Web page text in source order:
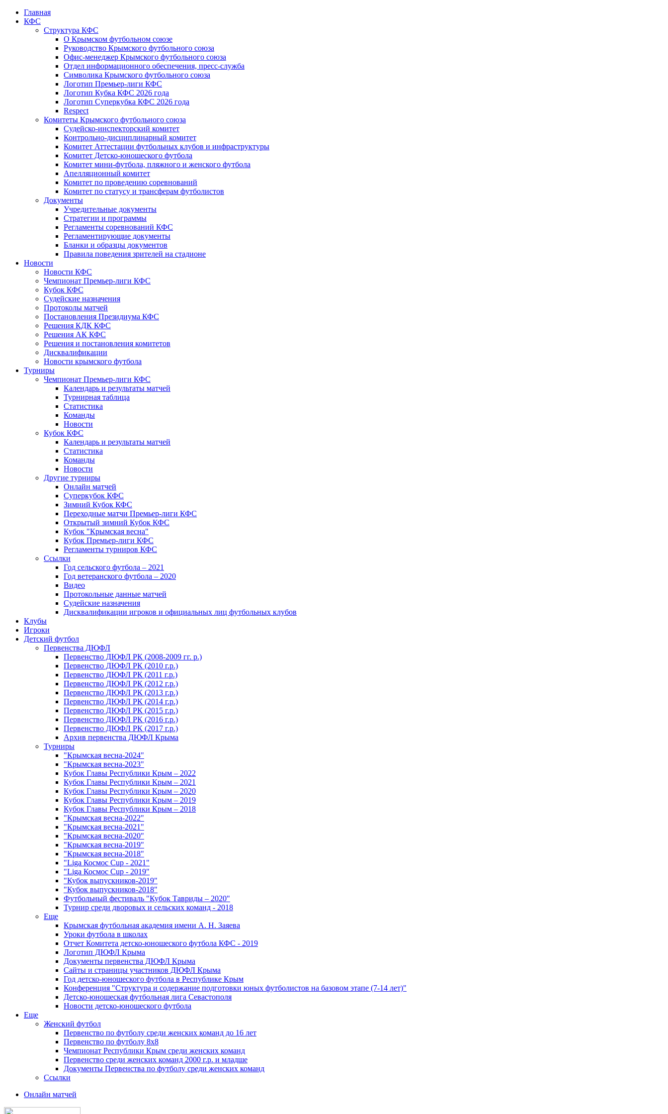
Главная
КФС
Структура КФС
О Крымском футбольном союзе
Руководство Крымского футбольного союза
Офис-менеджер Крымского футбольного союза
Отдел информационного обеспечения, пресс-служба
Символика Крымского футбольного союза
Логотип Премьер-лиги КФС
Логотип Кубка КФС 2026 года
Логотип Суперкубка КФС 2026 года
Respect
Комитеты Крымского футбольного союза
Судейско-инспекторский комитет
Контрольно-дисциплинарный комитет
Комитет Аттестации футбольных клубов и инфраструктуры
Комитет Детско-юношеского футбола
Комитет мини-футбола, пляжного и женского футбола
Апелляционный комитет
Комитет по проведению соревнований
Комитет по статусу и трансферам футболистов
Документы
Учредительные документы
Стратегии и программы
Регламенты соревнований КФС
Регламентирующие документы
Бланки и образцы документов
Правила поведения зрителей на стадионе
Новости
Новости КФС
Чемпионат Премьер-лиги КФС
Кубок КФС
Судейские назначения
Протоколы матчей
Постановления Президиума КФС
Решения КДК КФС
Решения АК КФС
Решения и постановления комитетов
Дисквалификации
Новости крымского футбола
Турниры
Чемпионат Премьер-лиги КФС
Календарь и результаты матчей
Турнирная таблица
Статистика
Команды
Новости
Кубок КФС
Календарь и результаты матчей
Статистика
Команды
Новости
Другие турниры
Онлайн матчей
Суперкубок КФС
Зимний Кубок КФС
Переходные матчи Премьер-лиги КФС
Открытый зимний Кубок КФС
Кубок "Крымская весна"
Кубок Премьер-лиги КФС
Регламенты турниров КФС
Ссылки
Год сельского футбола – 2021
Год ветеранского футбола – 2020
Видео
Протокольные данные матчей
Судейские назначения
Дисквалификации игроков и официальных лиц футбольных клубов
Клубы
Игроки
Детский футбол
Первенства ДЮФЛ
Первенство ДЮФЛ РК (2008-2009 гг. р.)
Первенство ДЮФЛ РК (2010 г.р.)
Первенство ДЮФЛ РК (2011 г.р.)
Первенство ДЮФЛ РК (2012 г.р.)
Первенство ДЮФЛ РК (2013 г.р.)
Первенство ДЮФЛ РК (2014 г.р.)
Первенство ДЮФЛ РК (2015 г.р.)
Первенство ДЮФЛ РК (2016 г.р.)
Первенство ДЮФЛ РК (2017 г.р.)
Архив первенства ДЮФЛ Крыма
Турниры
"Крымская весна-2024"
"Крымская весна-2023"
Кубок Главы Республики Крым – 2022
Кубок Главы Республики Крым – 2021
Кубок Главы Республики Крым – 2020
Кубок Главы Республики Крым – 2019
Кубок Главы Республики Крым – 2018
"Крымская весна-2022"
"Крымская весна-2021"
"Крымская весна-2020"
"Крымская весна-2019"
"Крымская весна-2018"
"Liga Космос Cup - 2021"
"Liga Космос Cup - 2019"
"Кубок выпускников-2019"
"Кубок выпускников-2018"
Футбольный фестиваль "Кубок Тавриды – 2020"
Турнир среди дворовых и сельских команд - 2018
Еще
Крымская футбольная академия имени А. Н. Заяева
Уроки футбола в школах
Отчет Комитета детско-юношеского футбола КФС - 2019
Логотип ДЮФЛ Крыма
Документы первенства ДЮФЛ Крыма
Сайты и страницы участников ДЮФЛ Крыма
Год детско-юношеского футбола в Республике Крым
Конференция "Структура и содержание подготовки юных футболистов на базовом этапе (7-14 лет)"
Детско-юношеская футбольная лига Севастополя
Новости детско-юношеского футбола
Еще
Женский футбол
Первенство по футболу среди женских команд до 16 лет
Первенство по футболу 8х8
Чемпионат Республики Крым среди женских команд
Первенство среди женских команд 2000 г.р. и младше
Документы Первенства по футболу среди женских команд
Ссылки
Онлайн матчей